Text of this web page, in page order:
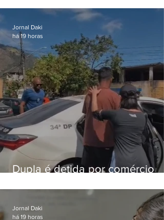
foragido
Dupla é detida por comércio
Bangu
Jornal Daki
há 19 horas
Jornal Daki
há 19 horas